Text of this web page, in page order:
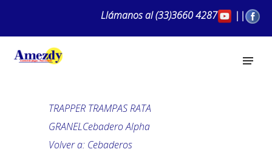
Llámanos al(33)3660 4287 ||
TRAPPER TRAMPAS RATA
GRANELCebadero Alpha
Volver a: Cebaderos